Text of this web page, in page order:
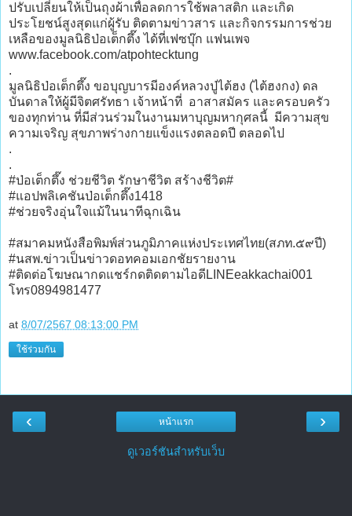
ปรับเปลี่ยนให้เป็นถุงผ้าเพื่อลดการใช้พลาสติก และเกิด
ประโยชน์สูงสุดแก่ผู้รับ ติดตามข่าวสาร และกิจกรรมการช่วย
เหลือของมูลนิธิป่อเต็กตึ๊ง ได้ที่เฟซบุ๊ก แฟนเพจ
www.facebook.com/atpohtecktung
.
มูลนิธิป่อเต็กตึ๊ง ขอบุญบารมีองค์หลวงปู่ไต้ฮง (ไต้ฮงกง) ดล
บันดาลให้ผู้มีจิตศรัทธา เจ้าหน้าที่ อาสาสมัคร และครอบครัว
ของทุกท่าน ที่มีส่วนร่วมในงานมหาบุญมหากุศลนี้ มีความสุข
ความเจริญ สุขภาพร่างกายแข็งแรงตลอดปี ตลอดไป
.
.
#ป่อเต็กตึ๊ง ช่วยชีวิต รักษาชีวิต สร้างชีวิต#
#แอปพลิเคชันป่อเต็กตึ๊ง1418
#ช่วยจริงอุ่นใจแม้ในนาทีฉุกเฉิน
#สมาคมหนังสือพิมพ์ส่วนภูมิภาคแห่งประเทศไทย(สภท.๕๙ปี)
#นสพ.ข่าวเป็นข่าวดอทคอมเอกชัยรายงาน
#ติดต่อโฆษณากดแชร์กดติดตามไอดีLINEeakkachai001
โทร0894981477
at 8/07/2567 08:13:00 PM
ใช้ร่วมกัน
‹ ›
หน้าแรก
ดูเวอร์ชันสำหรับเว็บ